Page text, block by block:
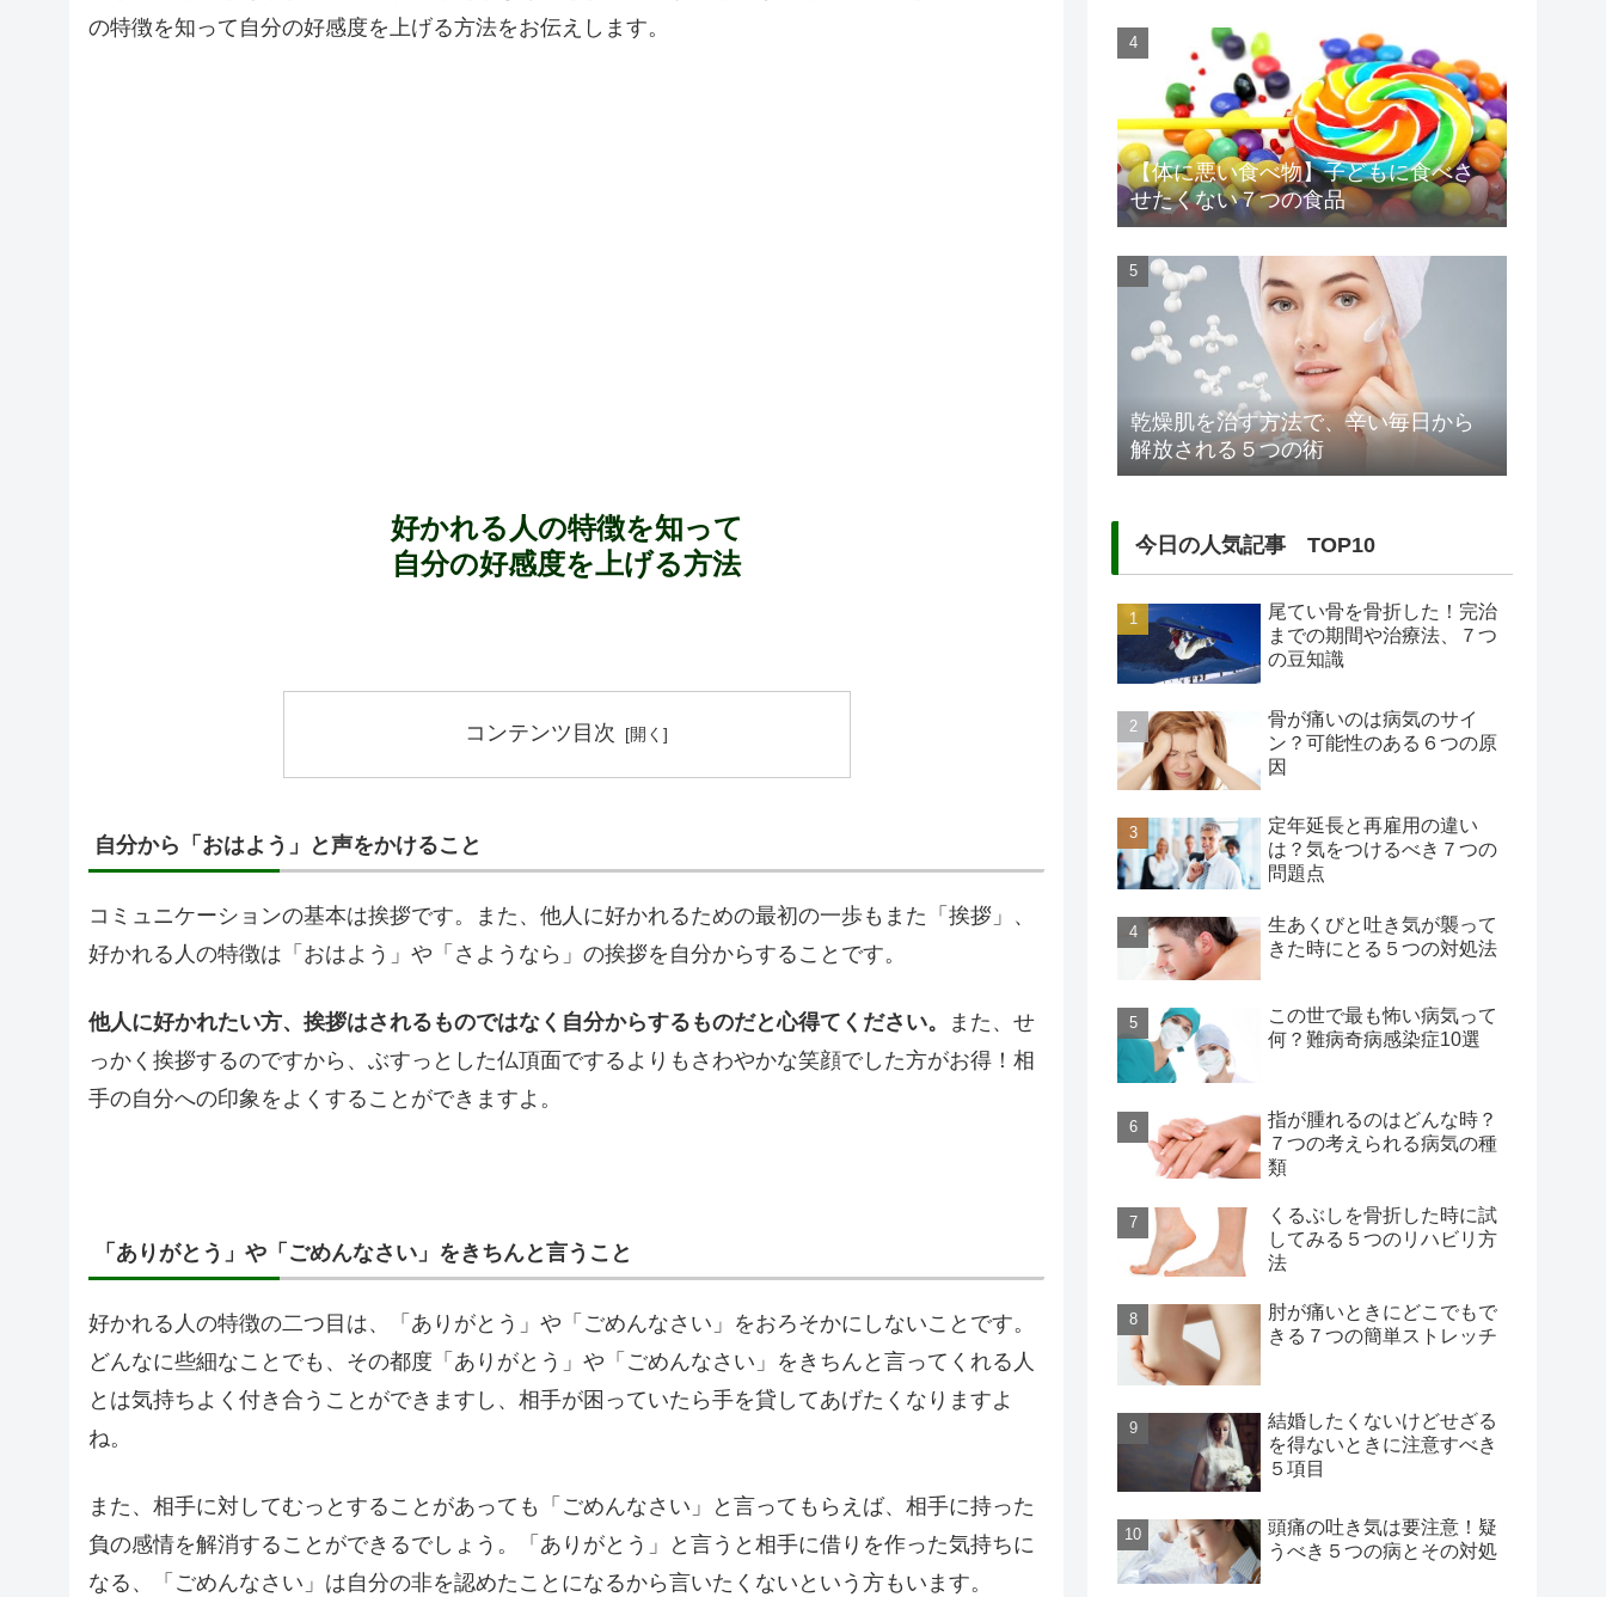
の特徴を知って自分の好感度を上げる方法をお伝えします。
好かれる人の特徴を知って
自分の好感度を上げる方法
コンテンツ目次
自分から「おはよう」と声をかけること
コミュニケーションの基本は挨拶です。また、他人に好かれるための最初の一歩もまた「挨拶」、
好かれる人の特徴は「おはよう」や「さようなら」の挨拶を自分からすることです。
他人に好かれたい方、挨拶はされるものではなく自分からするものだと心得てください。
また、せ
っかく挨拶するのですから、ぶすっとした仏頂面でするよりもさわやかな笑顔でした方がお得！相
手の自分への印象をよくすることができますよ。
「ありがとう」や「ごめんなさい」をきちんと言うこと
好かれる人の特徴の二つ目は、「ありがとう」や「ごめんなさい」をおろそかにしないことです。
どんなに些細なことでも、その都度「ありがとう」や「ごめんなさい」をきちんと言ってくれる人
とは気持ちよく付き合うことができますし、相手が困っていたら手を貸してあげたくなりますよ
ね。
また、相手に対してむっとすることがあっても「ごめんなさい」と言ってもらえば、相手に持った
負の感情を解消することができるでしょう。「ありがとう」と言うと相手に借りを作った気持ちに
なる、「ごめんなさい」は自分の非を認めたことになるから言いたくないという方もいます。
【体に悪い食べ物】子どもに食べさ
せたくない７つの食品
乾燥肌を治す方法で、辛い毎日から
解放される５つの術
今日の人気記事 TOP10
尾てい骨を骨折した！完治
までの期間や治療法、７つ
の豆知識
骨が痛いのは病気のサイ
ン？可能性のある６つの原
因
定年延長と再雇用の違い
は？気をつけるべき７つの
問題点
生あくびと吐き気が襲って
きた時にとる５つの対処法
この世で最も怖い病気って
何？難病奇病感染症10選
指が腫れるのはどんな時？
７つの考えられる病気の種
類
くるぶしを骨折した時に試
してみる５つのリハビリ方
法
肘が痛いときにどこでもで
きる７つの簡単ストレッチ
結婚したくないけどせざる
を得ないときに注意すべき
５項目
頭痛の吐き気は要注意！疑
うべき５つの病とその対処